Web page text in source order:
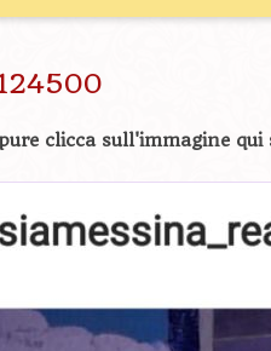
clicca sull'immagine